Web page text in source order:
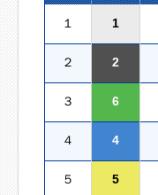
１ 1
２ 2
３ 6
４ 4
５ 5